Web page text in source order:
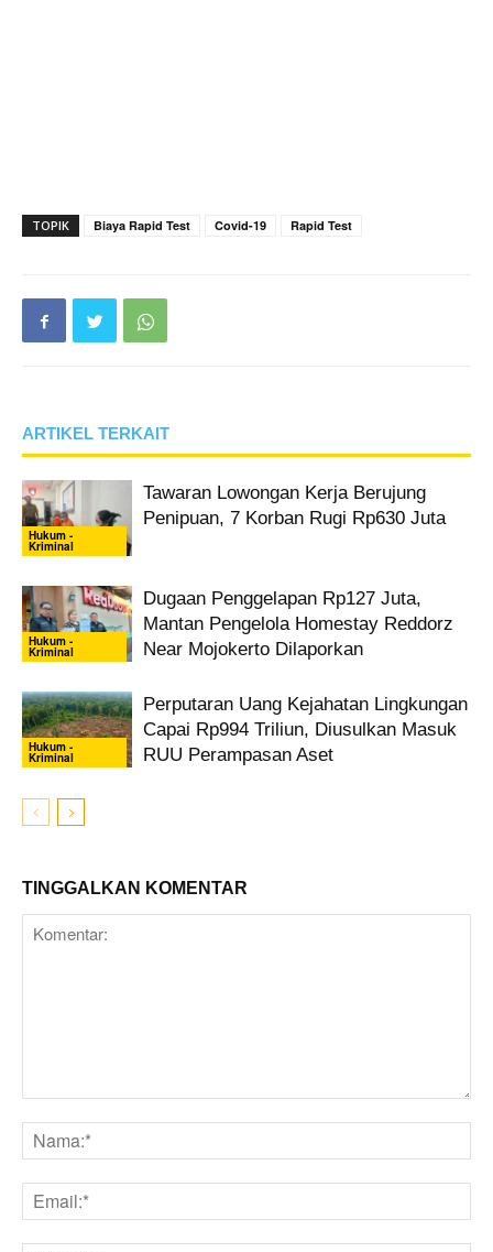
TOPIK Biaya Rapid Test Covid-19 Rapid Test
ARTIKEL TERKAIT
Hukum -
Kriminal
Tawaran Lowongan Kerja Berujung
Penipuan, 7 Korban Rugi Rp630 Juta
Hukum -
Kriminal
Dugaan Penggelapan Rp127 Juta,
Mantan Pengelola Homestay Reddorz
Near Mojokerto Dilaporkan
Hukum -
Kriminal
Perputaran Uang Kejahatan Lingkungan
Capai Rp994 Triliun, Diusulkan Masuk
RUU Perampasan Aset
TINGGALKAN KOMENTAR